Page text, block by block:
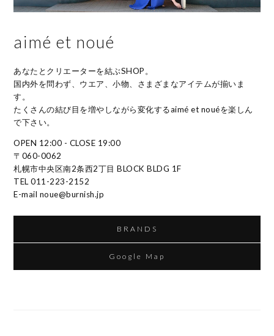
aimé et noué
あなたとクリエーターを結ぶSHOP。
国内外を問わず、ウエア、小物、さまざまなアイテムが揃いま
す。
たくさんの結び目を増やしながら変化するaimé et nouéを楽しん
で下さい。
OPEN 12:00 - CLOSE 19:00
〒060-0062
札幌市中央区南2条西2丁目 BLOCK BLDG 1F
TEL 011-223-2152
E-mail noue@burnish.jp
BRANDS
Google Map